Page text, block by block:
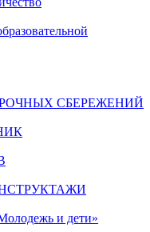
СБЕРЕЖЕНИЙ
и дети»